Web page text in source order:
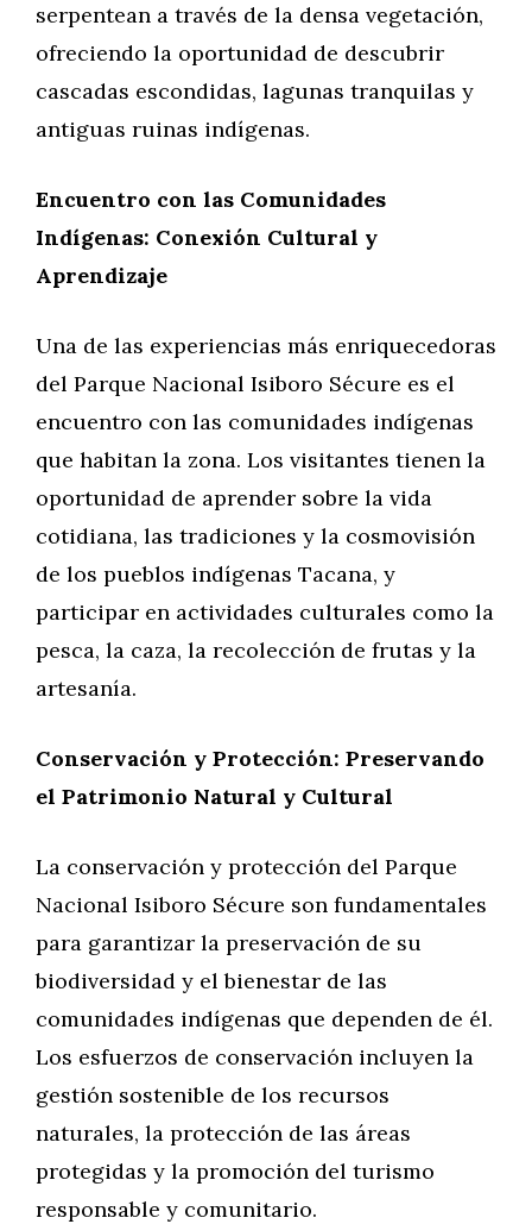
serpentean a través de la densa vegetación,
ofreciendo la oportunidad de descubrir
cascadas escondidas, lagunas tranquilas y
antiguas ruinas indígenas.
Encuentro con las Comunidades
Indígenas: Conexión Cultural y
Aprendizaje
Una de las experiencias más enriquecedoras
del Parque Nacional Isiboro Sécure es el
encuentro con las comunidades indígenas
que habitan la zona. Los visitantes tienen la
oportunidad de aprender sobre la vida
cotidiana, las tradiciones y la cosmovisión
de los pueblos indígenas Tacana, y
participar en actividades culturales como la
pesca, la caza, la recolección de frutas y la
artesanía.
Conservación y Protección: Preservando
el Patrimonio Natural y Cultural
La conservación y protección del Parque
Nacional Isiboro Sécure son fundamentales
para garantizar la preservación de su
biodiversidad y el bienestar de las
comunidades indígenas que dependen de él.
Los esfuerzos de conservación incluyen la
gestión sostenible de los recursos
naturales, la protección de las áreas
protegidas y la promoción del turismo
responsable y comunitario.